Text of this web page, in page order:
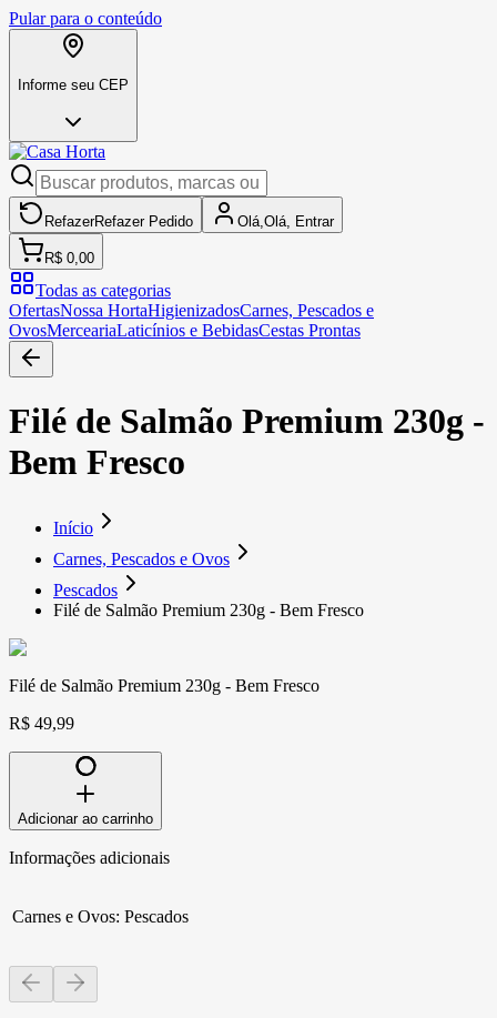
Pular para o conteúdo
Informe seu CEP
RefazerRefazer Pedido Olá, Olá, Entrar
R$ 0,00
Todas as categorias
OfertasNossa HortaHigienizadosCarnes, Pescados e
OvosMerceariaLaticínios e BebidasCestas Prontas
Filé de Salmão Premium 230g -
Bem Fresco
Início
Carnes, Pescados e Ovos
Pescados
Filé de Salmão Premium 230g - Bem Fresco
Filé de Salmão Premium 230g - Bem Fresco
R$ 49,99
Adicionar ao carrinho
Informações adicionais
Carnes e Ovos: Pescados